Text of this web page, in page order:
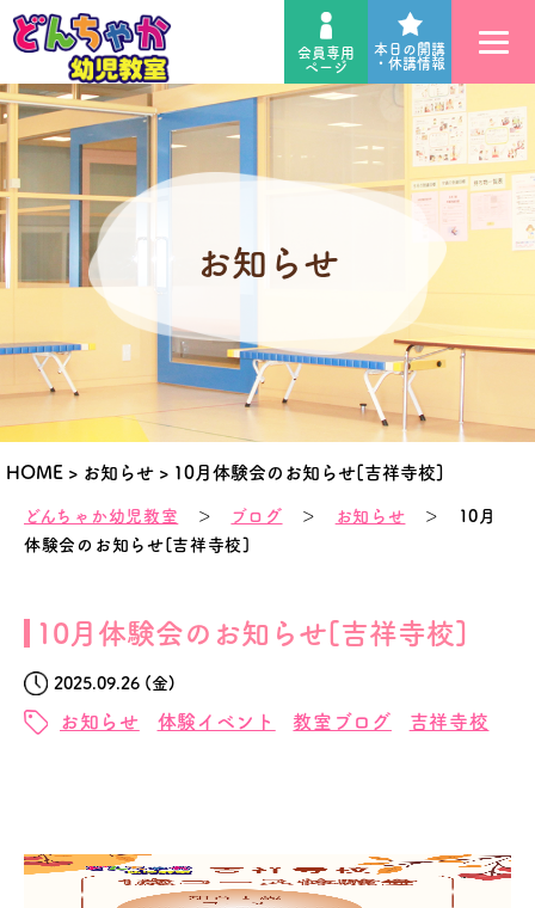
会員専用
ページ
本日の開講
・休講情報
HOME > お知らせ > 10月体験会のお知らせ[吉祥寺校]
お知らせ
どんちゃか幼児教室 ＞ ブログ ＞ お知らせ ＞ 10月
体験会のお知らせ[吉祥寺校]
10月体験会のお知らせ[吉祥寺校]
2025.09.26 (金)
お知らせ 体験イベント 教室ブログ 吉祥寺校